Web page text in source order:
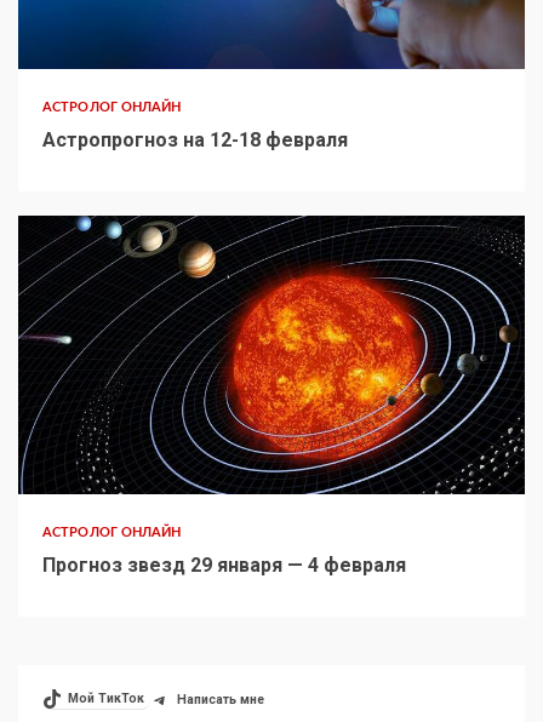
АСТРОЛОГ ОНЛАЙН
Астропрогноз на 12-18 февраля
АСТРОЛОГ ОНЛАЙН
Прогноз звезд 29 января — 4 февраля
Мой ТикТок Написать мне